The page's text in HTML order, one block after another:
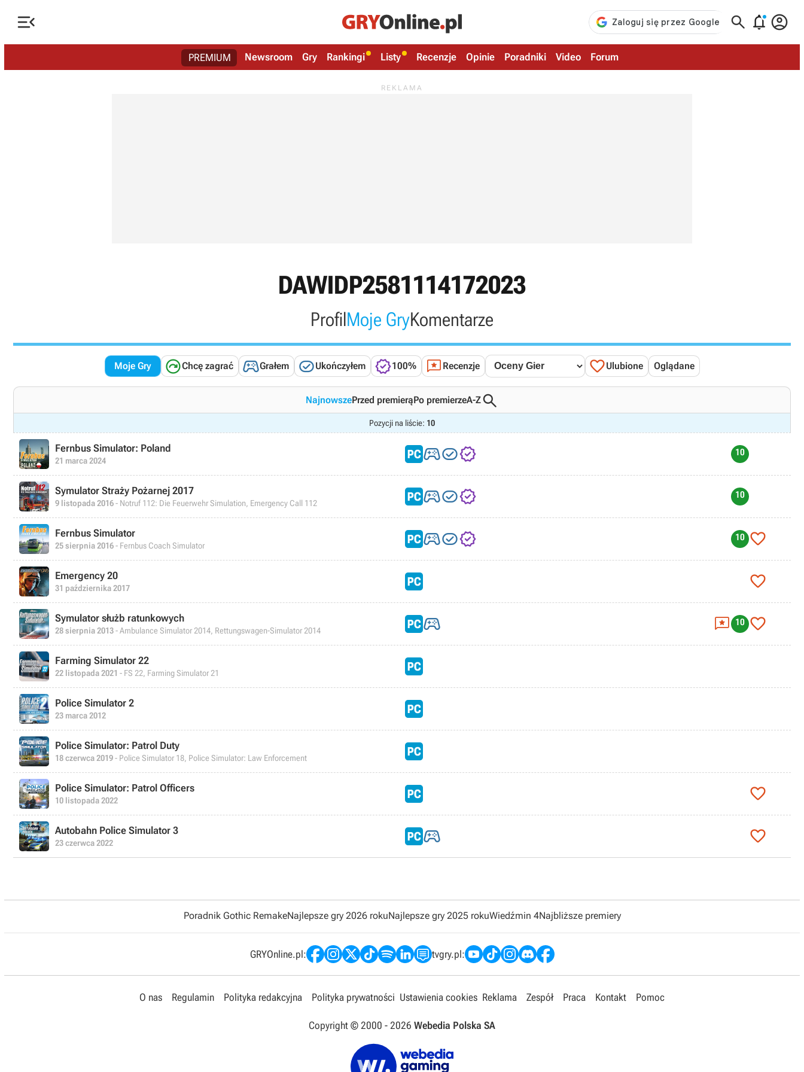
   
PREMIUM Newsroom Gry Rankingi Listy Recenzje Opinie Poradniki Video Forum
DAWIDP2581114172023
ProfilMoje GryKomentarze
Moje Gry Chcę zagrać Grałem Ukończyłem 100%  Recenzje Ulubione Oglądane
NajnowszePrzed premierąPo premierzeA-Z
Pozycji na liście: 10
Fernbus Simulator: Poland
21 marca 2024  10
Symulator Straży Pożarnej 2017
9 listopada 2016- Notruf 112: Die Feuerwehr Simulation, Emergency Call 112  10
Fernbus Simulator
25 sierpnia 2016- Fernbus Coach Simulator  10 
Emergency 20
31 października 2017 
Symulator służb ratunkowych
28 sierpnia 2013- Ambulance Simulator 2014, Rettungswagen-Simulator 2014   10 
Farming Simulator 22
22 listopada 2021 - FS 22, Farming Simulator 21
Police Simulator 2
23 marca 2012
Police Simulator: Patrol Duty
18 czerwca 2019- Police Simulator 18, Police Simulator: Law Enforcement
Police Simulator: Patrol Officers
10 listopada 2022 
Autobahn Police Simulator 3
23 czerwca 2022  
Poradnik Gothic RemakeNajlepsze gry 2026 rokuNajlepsze gry 2025 rokuWiedźmin 4Najbliższe premiery
GRYOnline.pl: tvgry.pl:
O nas Regulamin Polityka redakcyjna Polityka prywatności Ustawienia cookies Reklama Zespół Praca Kontakt Pomoc
Copyright © 2000 - 2026 Webedia Polska SA